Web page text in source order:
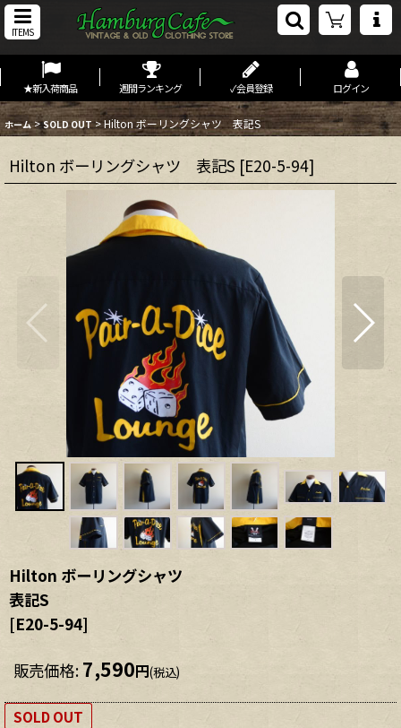
ITEMS
★新入荷商品 週間ランキング ✓会員登録 ログイン
ホーム > SOLD OUT >Hilton ボーリングシャツ 表記S
Hilton ボーリングシャツ 表記S [E20-5-94]
Hilton ボーリングシャツ
表記S
[E20-5-94]
販売価格: 7,590円(税込)
SOLD OUT